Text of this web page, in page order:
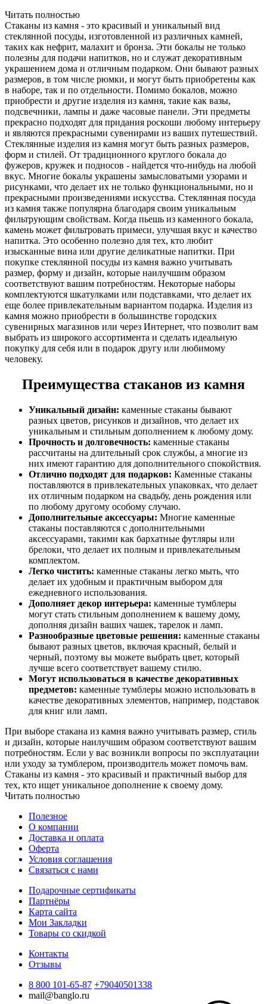
Читать полностью
Стаканы из камня - это красивый и уникальный вид
стеклянной посуды, изготовленной из различных камней,
таких как нефрит, малахит и бронза. Эти бокалы не только
полезны для подачи напитков, но и служат декоративным
украшением дома и отличным подарком. Они бывают разных
размеров, в том числе рюмки, и могут быть приобретены как
в наборе, так и по отдельности. Помимо бокалов, можно
приобрести и другие изделия из камня, такие как вазы,
подсвечники, лампы и даже часовые панели. Эти предметы
прекрасно подходят для придания роскоши любому интерьеру
и являются прекрасными сувенирами из ваших путешествий.
Стеклянные изделия из камня могут быть разных размеров,
форм и стилей. От традиционного круглого бокала до
фужеров, кружек и подносов - найдется что-нибудь на любой
вкус. Многие бокалы украшены замысловатыми узорами и
рисунками, что делает их не только функциональными, но и
прекрасными произведениями искусства. Стеклянная посуда
из камня также популярна благодаря своим уникальным
фильтрующим свойствам. Когда пьешь из каменного бокала,
камень может фильтровать примеси, улучшая вкус и качество
напитка. Это особенно полезно для тех, кто любит
изысканные вина или другие деликатные напитки. При
покупке стеклянной посуды из камня важно учитывать
размер, форму и дизайн, которые наилучшим образом
соответствуют вашим потребностям. Некоторые наборы
комплектуются шкатулками или подставками, что делает их
еще более привлекательным вариантом подарка. Изделия из
камня можно приобрести в большинстве городских
сувенирных магазинов или через Интернет, что позволит вам
выбрать из широкого ассортимента и сделать идеальную
покупку для себя или в подарок другу или любимому
человеку.
Преимущества стаканов из камня
Уникальный дизайн: каменные стаканы бывают
разных цветов, рисунков и дизайнов, что делает их
уникальным и стильным дополнением к любому дому.
Прочность и долговечность: каменные стаканы
рассчитаны на длительный срок службы, а многие из
них имеют гарантию для дополнительного спокойствия.
Отлично подходят для подарков: Каменные стаканы
поставляются в привлекательных упаковках, что делает
их отличным подарком на свадьбу, день рождения или
по любому другому особому случаю.
Дополнительные аксессуары: Многие каменные
стаканы поставляются с дополнительными
аксессуарами, такими как бархатные футляры или
брелоки, что делает их полным и привлекательным
комплектом.
Легко чистить: каменные стаканы легко мыть, что
делает их удобным и практичным выбором для
ежедневного использования.
Дополняет декор интерьера: каменные тумблеры
могут стать стильным дополнением к вашему дому,
дополняя дизайн ваших чашек, тарелок и ламп.
Разнообразные цветовые решения: каменные стаканы
бывают разных цветов, включая красный, белый и
черный, поэтому вы можете выбрать цвет, который
лучше всего соответствует вашему стилю.
Могут использоваться в качестве декоративных
предметов: каменные тумблеры можно использовать в
качестве декоративных элементов, например, подставок
для книг или ламп.
При выборе стакана из камня важно учитывать размер, стиль
и дизайн, которые наилучшим образом соответствуют вашим
потребностям. Если у вас возникли вопросы по эксплуатации
или уходу за тумблером, производитель может помочь вам.
Стаканы из камня - это красивый и практичный выбор для
тех, кто ищет уникальное дополнение к своему дому.
Читать полностью
Полезное
О компании
Доставка и оплата
Оферта
Условия соглашения
Связаться с нами
Подарочные сертификаты
Партнёры
Карта сайта
Мои Закладки
Товары со скидкой
Контакты
Отзывы
8 800 101-65-87 +79040501338
mail@banglo.ru